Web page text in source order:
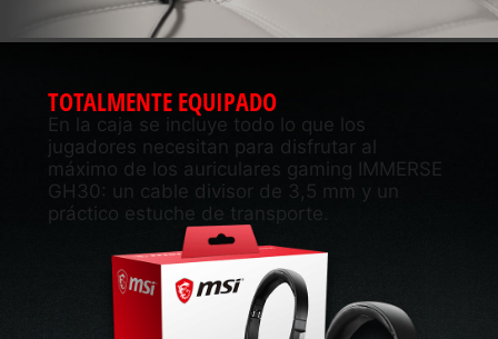
TOTALMENTE EQUIPADO
En la caja se incluye todo lo que los
jugadores necesitan para disfrutar al
máximo de los auriculares gaming IMMERSE
GH30: un cable divisor de 3,5 mm y un
práctico estuche de transporte.